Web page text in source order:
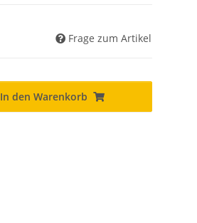
Frage zum Artikel
In den Warenkorb